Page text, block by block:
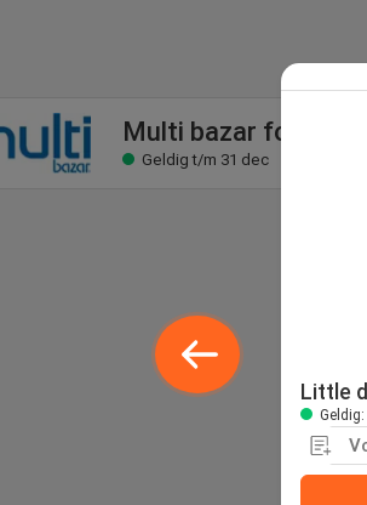
Multi bazar folder
Geldig t/m 31 dec
Little